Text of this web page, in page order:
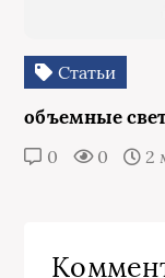
Статьи
объемные
0 0 2